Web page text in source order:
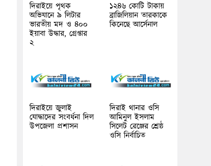
দিরাইয়ে পৃথক
অভিযানে ৯ লিটার
ভারতীয় মদ ও ৪০০
ইয়াবা উদ্ধার, গ্রেপ্তার
২
১২৪৬ কোটি টাকায়
ব্রাজিলিয়ান তারকাকে
কিনেছে আর্সেনাল
দিরাইয়ে জুলাই
যোদ্ধাদের সংবর্ধনা দিল
উপজেলা প্রশাসন
দিরাই থানার ওসি
আমিনুল ইসলাম
সিলেট রেঞ্জের শ্রেষ্ঠ
ওসি নির্বাচিত